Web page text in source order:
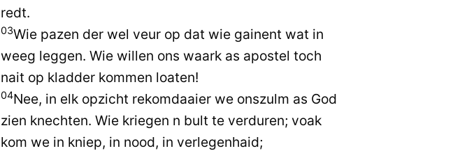
redt.
03Wie pazen der wel veur op dat wie gainent wat in
weeg leggen. Wie willen ons waark as apostel toch
nait op kladder kommen loaten!
04Nee, in elk opzicht rekomdaaier we onszulm as God
zien knechten. Wie kriegen n bult te verduren; voak
kom we in kniep, in nood, in verlegenhaid;